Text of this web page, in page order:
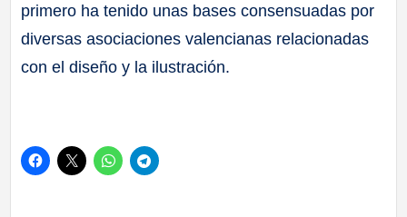
primero ha tenido unas bases consensuadas por
diversas asociaciones valencianas relacionadas
con el diseño y la ilustración.